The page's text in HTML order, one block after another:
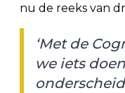
nu de reeks van
‘Met de
we iets